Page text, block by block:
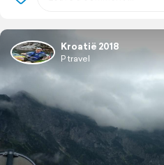
Kroatië 2018
P travel